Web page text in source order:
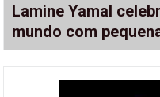
Lamine Yamal
mundo com